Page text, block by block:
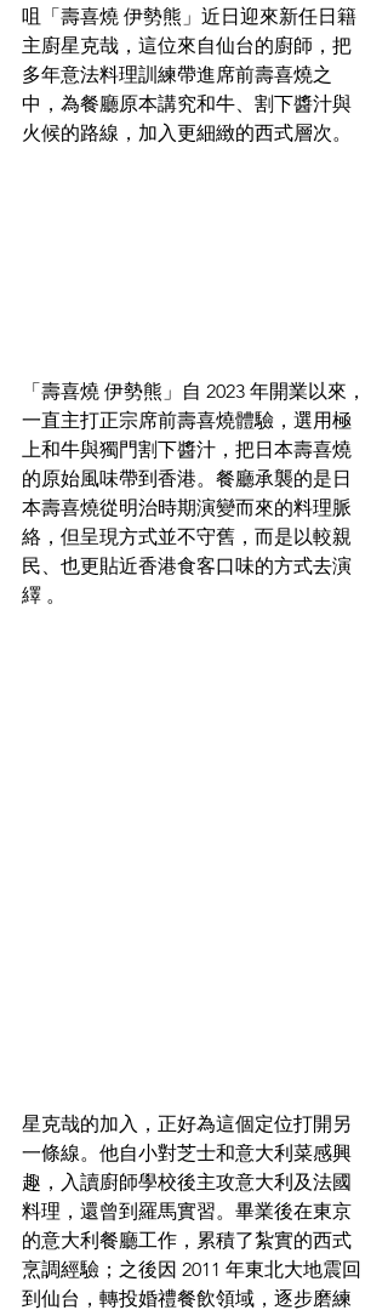
咀「壽喜燒 伊勢熊」近日迎來新任日籍
主廚星克哉，這位來自仙台的廚師，把
多年意法料理訓練帶進席前壽喜燒之
中，為餐廳原本講究和牛、割下醬汁與
火候的路線，加入更細緻的西式層次。
「壽喜燒 伊勢熊」自 2023 年開業以來，
一直主打正宗席前壽喜燒體驗，選用極
上和牛與獨門割下醬汁，把日本壽喜燒
的原始風味帶到香港。餐廳承襲的是日
本壽喜燒從明治時期演變而來的料理脈
絡，但呈現方式並不守舊，而是以較親
民、也更貼近香港食客口味的方式去演
繹 。
星克哉的加入，正好為這個定位打開另
一條線。他自小對芝士和意大利菜感興
趣，入讀廚師學校後主攻意大利及法國
料理，還曾到羅馬實習。畢業後在東京
的意大利餐廳工作，累積了紮實的西式
烹調經驗；之後因 2011 年東北大地震回
到仙台，轉投婚禮餐飲領域，逐步磨練